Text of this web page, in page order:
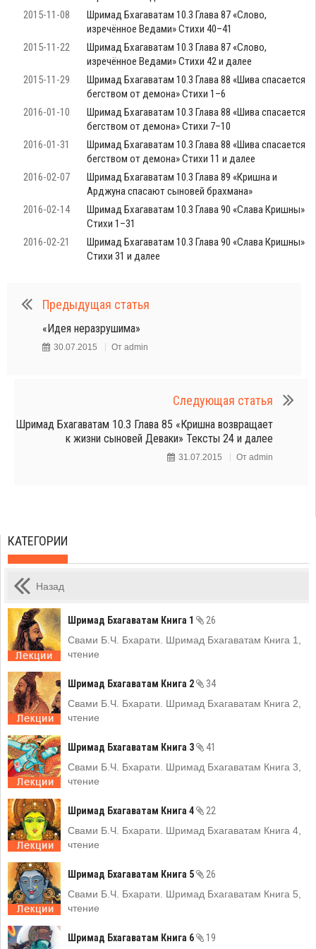
2015-11-08
Шримад Бхагаватам 10.3 Глава 87 «Слово,
изречённое Ведами» Стихи 40–41
2015-11-22
Шримад Бхагаватам 10.3 Глава 87 «Слово,
изречённое Ведами» Стихи 42 и далее
2015-11-29
Шримад Бхагаватам 10.3 Глава 88 «Шива спасается
бегством от демона» Стихи 1–6
2016-01-10
Шримад Бхагаватам 10.3 Глава 88 «Шива спасается
бегством от демона» Стихи 7–10
2016-01-31
Шримад Бхагаватам 10.3 Глава 88 «Шива спасается
бегством от демона» Стихи 11 и далее
2016-02-07
Шримад Бхагаватам 10.3 Глава 89 «Кришна и
Арджуна спасают сыновей брахмана»
2016-02-14
Шримад Бхагаватам 10.3 Глава 90 «Слава Кришны»
Стихи 1–31
2016-02-21
Шримад Бхагаватам 10.3 Глава 90 «Слава Кришны»
Стихи 31 и далее
Предыдущая статья
«Идея неразрушима»
30.07.2015 От admin
Следующая статья
Шримад Бхагаватам 10.3 Глава 85 «Кришна возвращает
к жизни сыновей Деваки» Тексты 24 и далее
31.07.2015 От admin
КАТЕГОРИИ
Назад
Шримад Бхагаватам Книга 1
26
Свами Б.Ч. Бхарати. Шримад Бхагаватам Книга 1,
чтение
Шримад Бхагаватам Книга 2
34
Свами Б.Ч. Бхарати. Шримад Бхагаватам Книга 2,
чтение
Шримад Бхагаватам Книга 3
41
Свами Б.Ч. Бхарати. Шримад Бхагаватам Книга 3,
чтение
Шримад Бхагаватам Книга 4
22
Свами Б.Ч. Бхарати. Шримад Бхагаватам Книга 4,
чтение
Шримад Бхагаватам Книга 5
26
Свами Б.Ч. Бхарати. Шримад Бхагаватам Книга 5,
чтение
Шримад Бхагаватам Книга 6
19